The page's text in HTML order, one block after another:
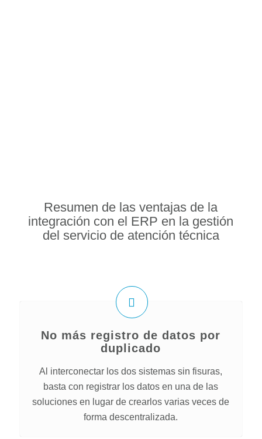
Resumen de las ventajas de la
integración con el ERP en la gestión
del servicio de atención técnica
No más registro de datos por
duplicado
Al interconectar los dos sistemas sin fisuras,
basta con registrar los datos en una de las
soluciones en lugar de crearlos varias veces de
forma descentralizada.